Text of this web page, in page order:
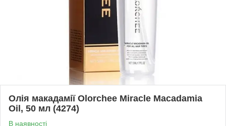
Олія макадамії Olorchee Miracle Macadamia
Oil, 50 мл (4274)
В наявності